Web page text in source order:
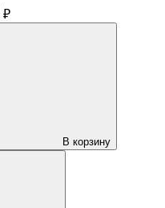
₽
В корзину